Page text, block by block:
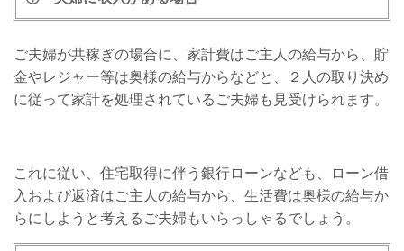
ご夫婦が共稼ぎの場合に、家計費はご主人の給与から、貯
金やレジャー等は奥様の給与からなどと、２人の取り決め
に従って家計を処理されているご夫婦も見受けられます。
これに従い、住宅取得に伴う銀行ローンなども、ローン借
入および返済はご主人の給与から、生活費は奥様の給与か
らにしようと考えるご夫婦もいらっしゃるでしょう。